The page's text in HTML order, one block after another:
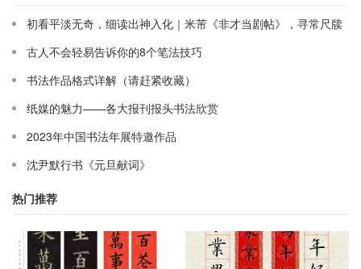
初看平淡无奇，细读出神入化｜米芾《非才当剧帖》，寻常尺牍
藏大道
古人不会轻易告诉你的8个笔法技巧
书法作品格式详解（请赶紧收藏）
纸媒的魅力——各大报刊报头书法欣赏
2023年中国书法年展特邀作品
沈尹默行书《元旦献词》
热门推荐